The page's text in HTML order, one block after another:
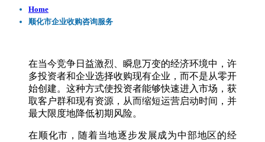
Home
顺化市企业收购咨询服务
在当今竞争日益激烈、瞬息万变的经济环境中，许
多投资者和企业选择收购现有企业，而不是从零开
始创建。这种方式使投资者能够快速进入市场，获
取客户群和现有资源，从而缩短运营启动时间，并
最大限度地降低初期风险。
在顺化市，随着当地逐步发展成为中部地区的经